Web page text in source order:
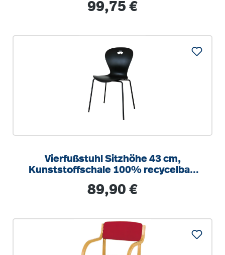
Regulärer Preis:
99,75 €
Vierfußstuhl Sitzhöhe 43 cm,
Kunststoffschale 100% recycelbar,
Regulärer Preis:
89,90 €